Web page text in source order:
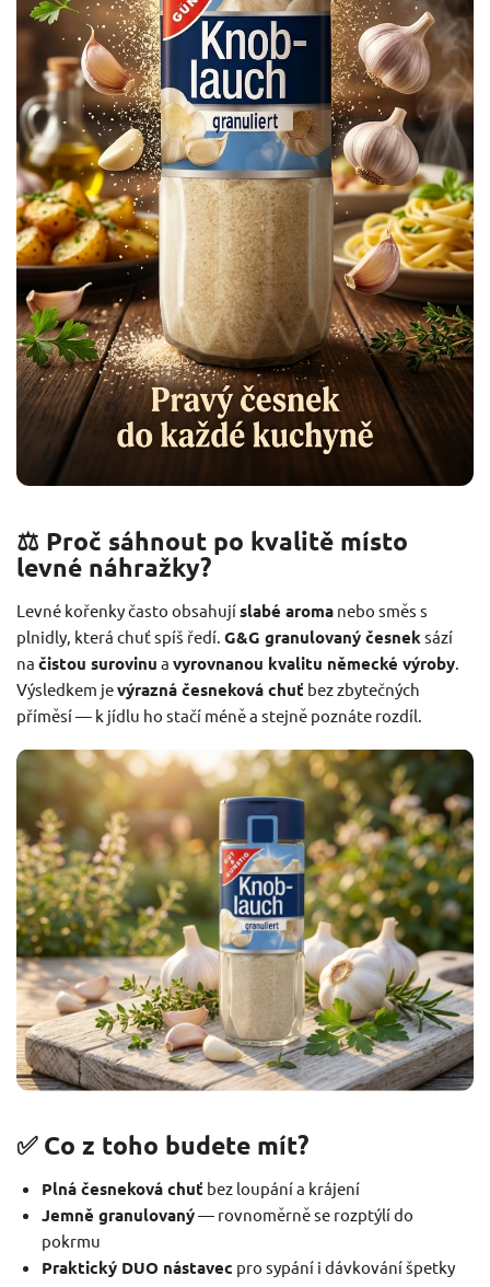
⚖️ Proč sáhnout po kvalitě místo
levné náhražky?
Levné kořenky často obsahujíslabé aroma nebo směs s
plnidly, která chuť spíš ředí. G&G granulovaný česneksází
na čistou surovinu a vyrovnanou kvalitu německé výroby
Výsledkem jevýrazná česneková chuť bez zbytečných
příměsí — k jídlu ho stačí méně a stejně poznáte rozdíl.
✅ Co z toho budete mít?
Plná česneková chuť bez loupání a krájení
Jemně granulovaný— rovnoměrně se rozptýlí do
pokrmu
Praktický DUO nástavec pro sypání i dávkování špetky